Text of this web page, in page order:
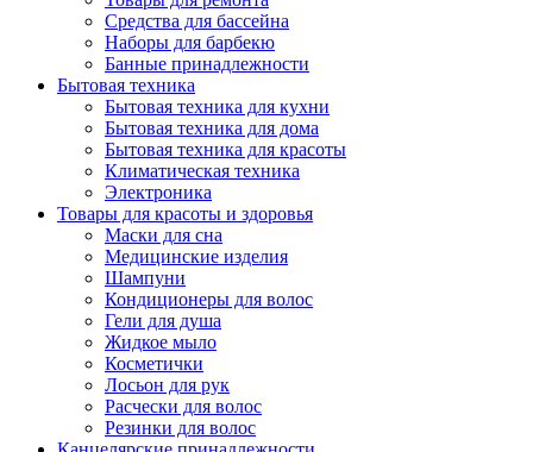
Средства для бассейна
Наборы для барбекю
Банные принадлежности
Бытовая техника
Бытовая техника для кухни
Бытовая техника для дома
Бытовая техника для красоты
Климатическая техника
Электроника
Товары для красоты и здоровья
Маски для сна
Медицинские изделия
Шампуни
Кондиционеры для волос
Гели для душа
Жидкое мыло
Косметички
Лосьон для рук
Расчески для волос
Резинки для волос